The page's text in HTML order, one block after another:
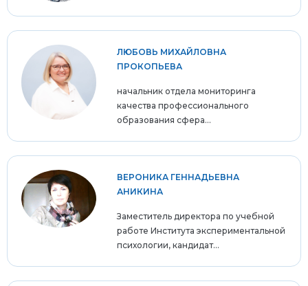
ЛЮБОВЬ МИХАЙЛОВНА
ПРОКОПЬЕВА
начальник отдела мониторинга
качества профессионального
образования сфера...
ВЕРОНИКА ГЕННАДЬЕВНА
АНИКИНА
Заместитель директора по учебной
работе Института экспериментальной
психологии, кандидат...